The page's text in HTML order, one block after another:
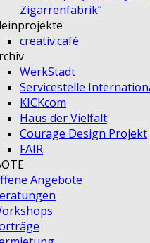
Zigarrenfabrik”
creativ.café
WerkStadt
Servicestelle
KICKcom
Haus der Vielfalt
Courage Design Projekt
FAIR
Angebote